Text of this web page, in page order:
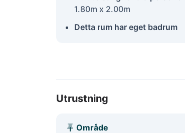
1.80m x 2.00m
Detta rum har eget badrum
Utrustning
Område